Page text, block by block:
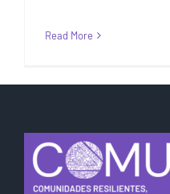
Read More